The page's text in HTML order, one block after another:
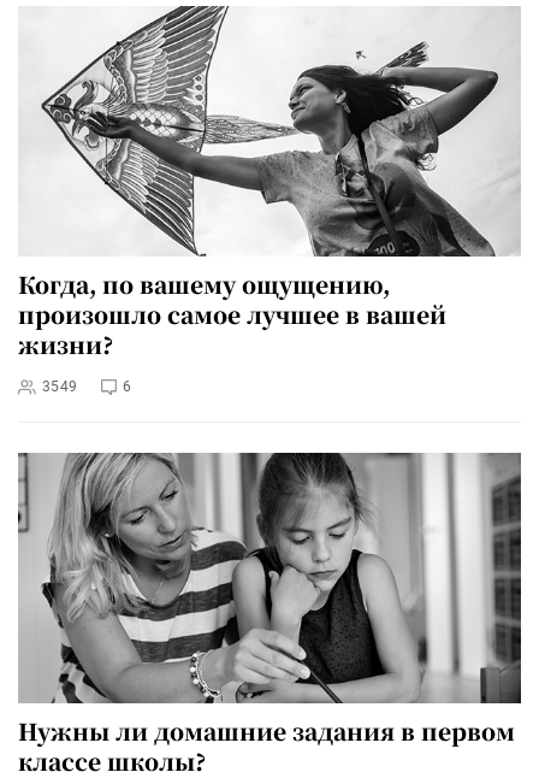
Когда, по вашему ощущению,
произошло самое лучшее в вашей
жизни?
3549 6
Нужны ли домашние задания в первом
классе школы?